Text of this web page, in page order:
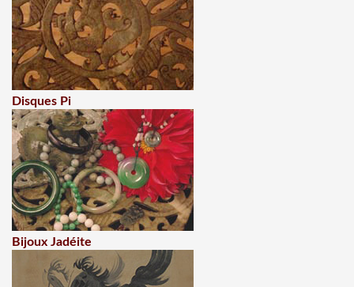
Disques Pi
Bijoux Jadéite